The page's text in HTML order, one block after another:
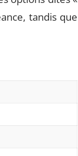
tandis que